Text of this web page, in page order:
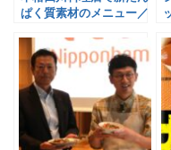
ぱく質素材のメニュー／